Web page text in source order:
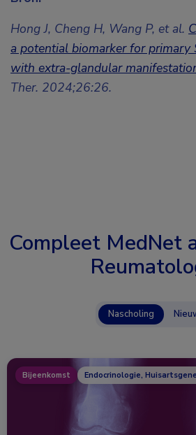
Hong J, Cheng H, Wang P, et al.
a potential biomarker for primary
with extra-glandular
Ther. 2024;26:26.
Compleet MedNet
Nascholing
Bijeenkomst Endocrinologie,